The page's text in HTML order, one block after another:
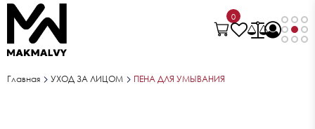
0
Главная УХОД ЗА ЛИЦОМ ПЕНА ДЛЯ УМЫВАНИЯ